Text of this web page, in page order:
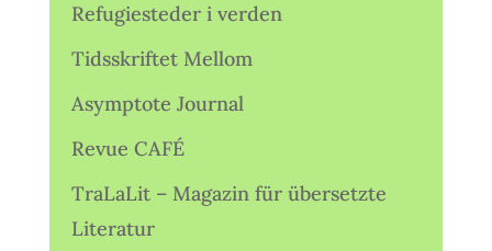
Refugiesteder i verden
Tidsskriftet Mellom
Asymptote Journal
Revue CAFÉ
TraLaLit – Magazin für übersetzte
Literatur